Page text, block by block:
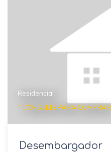
Residencial
* CONSULTE PARA COMPRAR
Desembargador